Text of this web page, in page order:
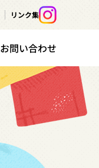
リンク集
お問い合わせ